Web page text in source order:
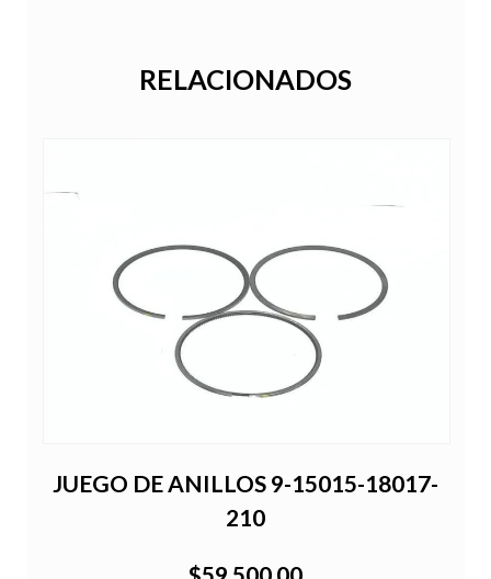
RELACIONADOS
JUEGO DE ANILLOS 9-15015-18017-
210